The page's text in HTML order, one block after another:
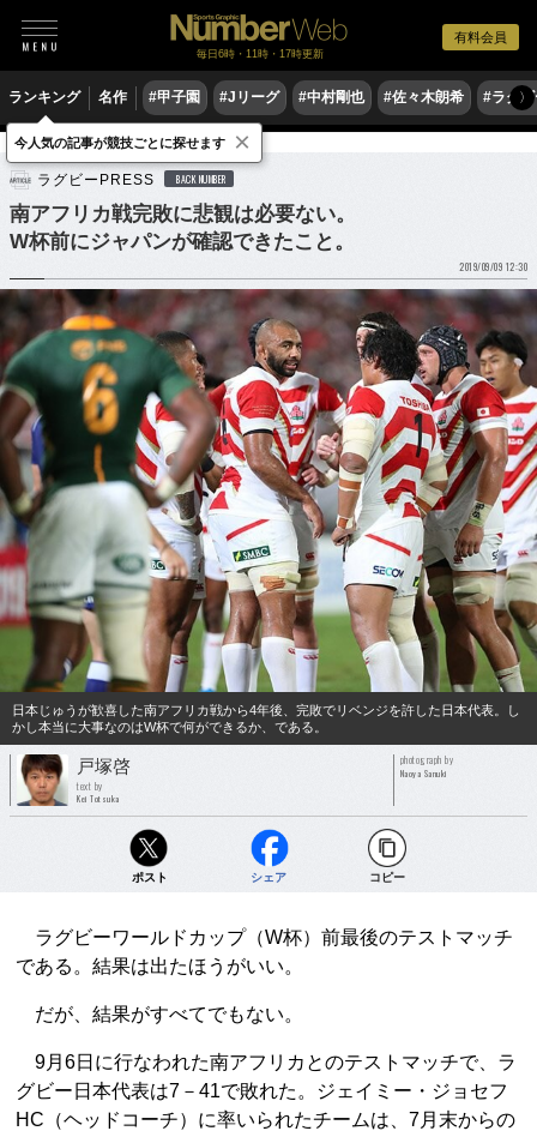
有料会員
毎日6時・11時・17時更新
ランキング 名作 #甲子園 #Jリーグ #中村剛也 #佐々木朗希 #ラグ〉
ラグビー ラグビー日本代表
ラグビーPRESS BACK NUMBER
南アフリカ戦完敗に悲観は必要ない。
W杯前にジャパンが確認できたこと。
2019/09/09 12:30
日本じゅうが歓喜した南アフリカ戦から4年後、完敗でリベンジを許した日本代表。し
かし本当に大事なのはW杯で何ができるか、である。
戸塚啓
text by
Kei Totsuka
photograph by
Naoya Sanuki
ポスト シェア コピー
ラグビーワールドカップ（W杯）前最後のテストマッチ
である。結果は出たほうがいい。
だが、結果がすべてでもない。
9月6日に行なわれた南アフリカとのテストマッチで、ラ
グビー日本代表は7－41で敗れた。ジェイミー・ジョセフ
HC（ヘッドコーチ）に率いられたチームは、7月末からの
今人気の記事が競技ごとに探せます ×